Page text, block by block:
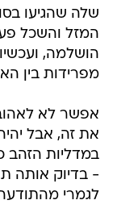
שלה שהגיעו
המזל והשכל
הושלמה,
מפרידות בין
אפשר לא
את זה, אבל
- בדיוק אותה
לגמרי